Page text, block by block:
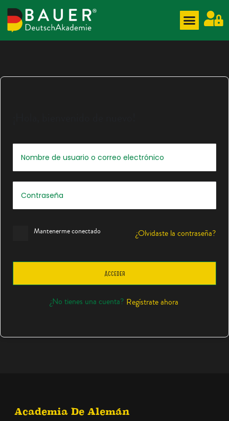
Mantenerme conectado ¿Olvidaste la contraseña?
Acceder
¿No tienes una cuenta? Regístrate ahora
Academia De Alemán